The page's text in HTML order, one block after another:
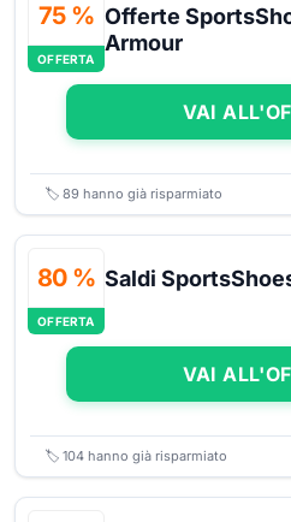
75 %
OFFERTA
Offerte
Armour
VAI
🏷️ 89 hanno già risparmiato
80 %
OFFERTA
Saldi
VAI
🏷️ 104 hanno già risparmiato